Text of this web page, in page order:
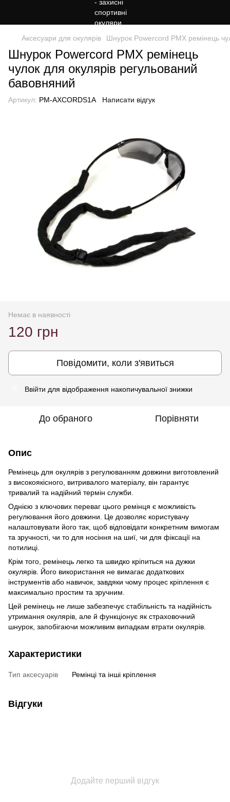
Аксесуари для окулярів Шнурок Powercord PMX ремінець
Шнурок Powercord PMX ремінець
чулок для окулярів регульований
бавовняний
Артикул: PM-AXCORDS1A Написати відгук
Немає в наявності
120 грн
Повідомити, коли з'явиться
Ввійти для відображення накопичувальної знижки
До обраного Порівняти
Опис
Ремінець для окулярів з регулюванням довжини виготовлений
з високоякісного, витривалого матеріалу, він гарантує
тривалий та надійний термін служби.
Однією з ключових переваг цього ремінця є можливість
регулювання його довжини. Це дозволяє користувачу
налаштовувати його так, щоб відповідати конкретним вимогам
та зручності, чи то для носіння на шиї, чи для фіксації на
потилиці.
Крім того, ремінець легко та швидко кріпиться на дужки
окулярів. Його використання не вимагає додаткових
інструментів або навичок, завдяки чому процес кріплення є
максимально простим та зручним.
Цей ремінець не лише забезпечує стабільність та надійність
утримання окулярів, але й функціонує як страховочний
шнурок, запобігаючи можливим випадкам втрати окулярів.
Характеристики
Тип аксесуарів Ремінці та інші кріплення
Відгуки
Додайте перший відгук